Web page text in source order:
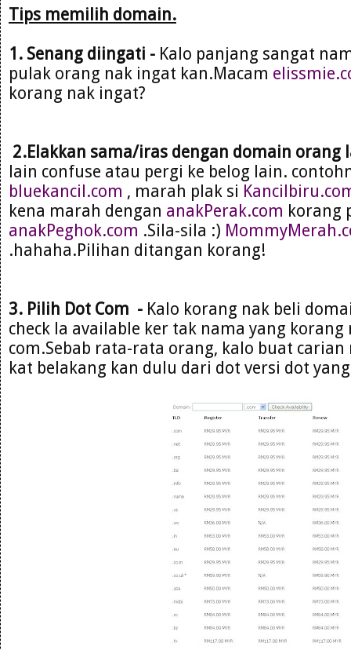
Tips memilih domain.
1. Senang diingati - Kalo panjang sangat
pulak orang nak ingat kan.Macam
korang nak ingat?
2.Elakkan sama/iras dengan domain
lain confuse atau pergi ke belog lain.
bluekancil.com , marah plak si
kena marah dengan anakPerak.com korang
anakPeghok.com .Sila-sila :)
.hahaha.Pilihan ditangan korang!
3. Pilih Dot Com - Kalo korang nak beli
check la available ker tak nama yang korang
com.Sebab rata-rata orang, kalo buat
kat belakang kan dulu dari dot versi dot